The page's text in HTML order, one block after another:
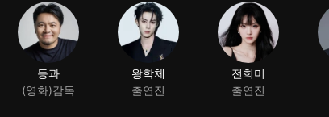
등과
(영화)감독
왕학체
출연진
전희미
출연진